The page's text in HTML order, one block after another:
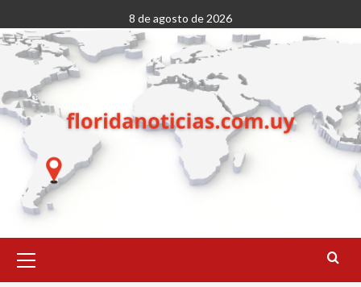
al
contenido
8 de agosto de 2026
primario